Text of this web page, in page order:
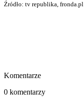
Źródło: tv republika, fronda.pl
Komentarze
0 komentarzy